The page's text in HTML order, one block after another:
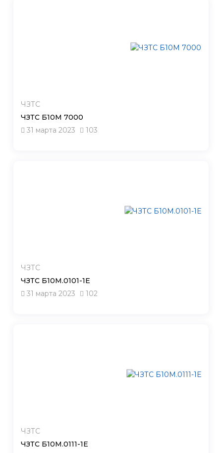
ЧЗТС
ЧЗТС Б10М 7000
31 марта 2023
103
ЧЗТС
ЧЗТС Б10М.0101-1Е
31 марта 2023
102
ЧЗТС
ЧЗТС Б10М.0111-1Е